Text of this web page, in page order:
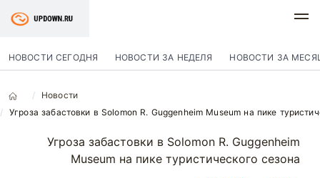
НОВОСТИ СЕГОДНЯ НОВОСТИ ЗА НЕДЕЛЯ НОВОСТИ ЗА
Новости
Угроза забастовки в Solomon R. Guggenheim Museum на пике
Угроза забастовки в Solomon R. Guggenheim
Museum на пике туристического сезона